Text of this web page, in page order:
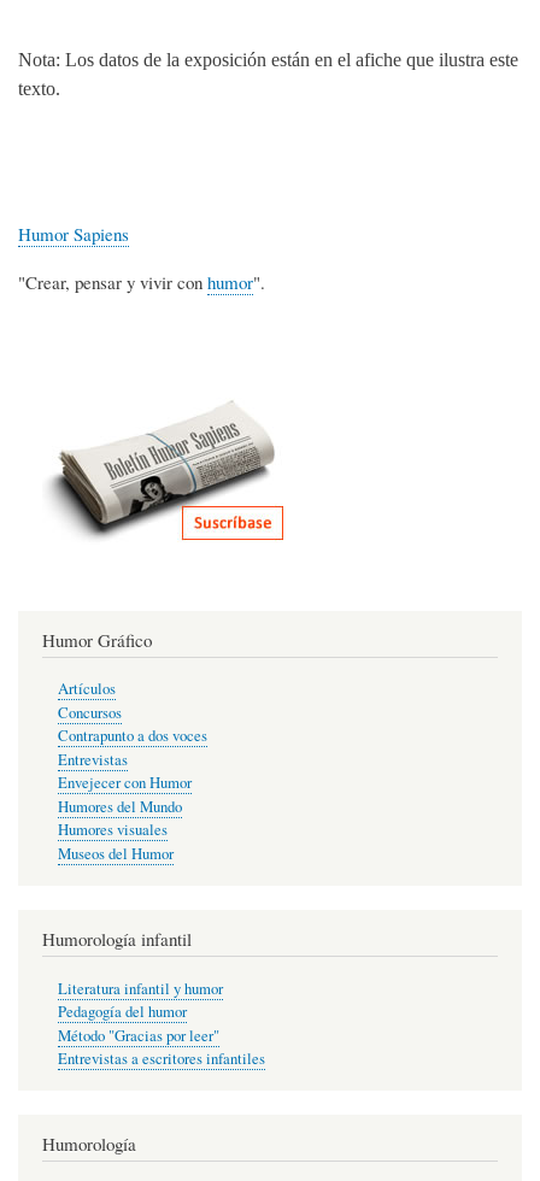
Nota: Los datos de la exposición están en el afiche que ilustra este
texto.
Humor Sapiens
"Crear, pensar y vivir con humor".
Humor Gráfico
Artículos
Concursos
Contrapunto a dos voces
Entrevistas
Envejecer con Humor
Humores del Mundo
Humores visuales
Museos del Humor
Humorología infantil
Literatura infantil y humor
Pedagogía del humor
Método "Gracias por leer"
Entrevistas a escritores infantiles
Humorología